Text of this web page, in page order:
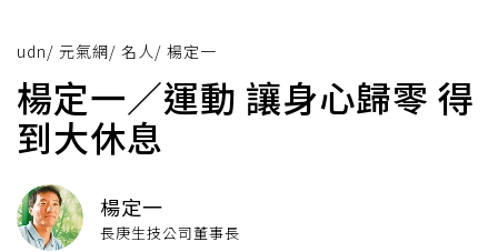
udn/ 元氣網/ 名人/ 楊定一
楊定一／運動 讓身心歸零 得
到大休息
楊定一
長庚生技公司董事長